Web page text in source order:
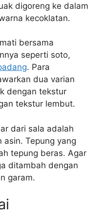
digoreng ke dalam
kecoklatan.
bersama
seperti soto,
. Para
dua varian
dengan tekstur
tekstur lembut.
dari sala adalah
asin. Tepung yang
tepung beras. Agar
ditambah dengan
garam.